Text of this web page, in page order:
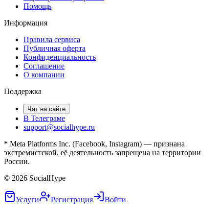
Помощь
Информация
Правила сервиса
Публичная оферта
Конфиденциальность
Соглашение
О компании
Поддержка
Чат на сайте
В Телеграме
support@socialhype.ru
* Meta Platforms Inc. (Facebook, Instagram) — признана
экстремистской, её деятельность запрещена на территории
России.
© 2026 SocialHype
Услуги Регистрация Войти